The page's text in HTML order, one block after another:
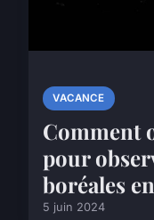
VACANCE
Comment
pour
boréales
5 juin 2024